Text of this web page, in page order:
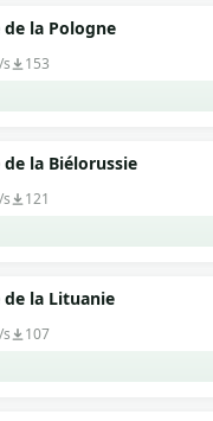
la Pologne
153
la Biélorussie
121
de la Lituanie
107